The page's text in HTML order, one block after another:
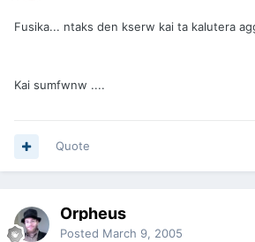
Fusika... ntaks den kserw kai ta kalutera
Kai sumfwnw ....
Quote
Orpheus
Posted March 9, 2005